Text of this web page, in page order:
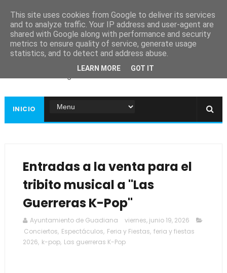
Ayuntamiento de
Guadiana
INICIO
Entradas a la venta para el
tribito musical a "Las
Guerreras K-Pop"
Ayuntamiento de Guadiana
viernes, junio 19, 2026
Conciertos, Espectáculos, Feria y Fiestas, feria y fiestas
2026, k-pop, Las guerreras K-Pop
This site uses cookies from Google to deliver its services
and to analyze traffic. Your IP address and user-agent are
shared with Google along with performance and security
metrics to ensure quality of service, generate usage
statistics, and to detect and address abuse.
LEARN MORE GOT IT